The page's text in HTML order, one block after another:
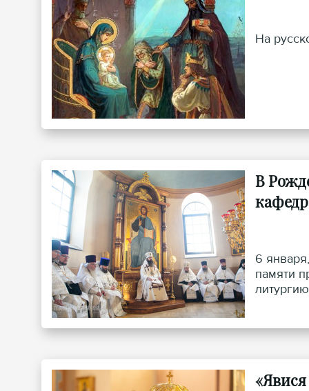
На
В
6
памяти